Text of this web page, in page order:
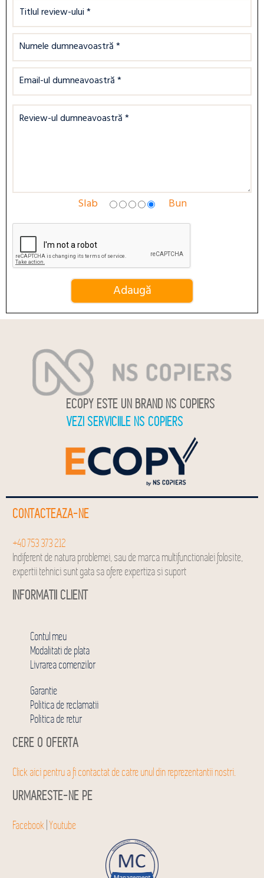
Slab Bun
ECOPY ESTE UN BRAND NS COPIERS
VEZI SERVICIILE NS COPIERS
CONTACTEAZA-NE
+40 753 373 212
Indiferent de natura problemei, sau de marca multifunctionalei folosite,
expertii tehnici sunt gata sa ofere expertiza si suport
INFORMATII CLIENT
Contul meu
Modalitati de plata
Livrarea comenzilor
Garantie
Politica de reclamatii
Politica de retur
CERE O OFERTA
Click aici pentru a fi contactat de catre unul din reprezentantii nostri.
URMARESTE-NE PE
Facebook |Youtube